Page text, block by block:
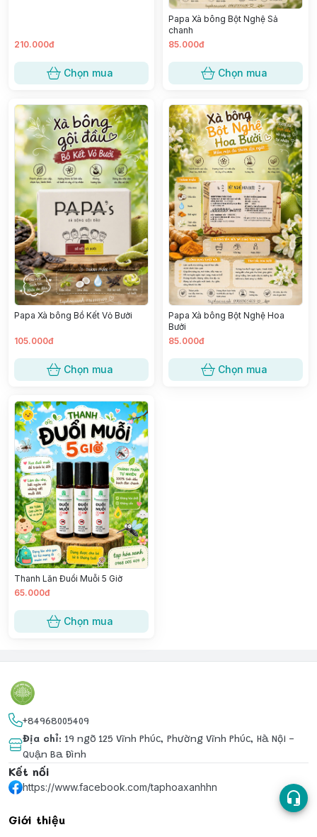
210.000đ
Chọn mua
Papa Xà bông Bột Nghệ Sả
chanh
85.000đ
Chọn mua
Papa Xà bông Bồ Kết Vỏ Bưởi
105.000đ
Chọn mua
Papa Xà bông Bột Nghệ Hoa
Bưởi
85.000đ
Chọn mua
Thanh Lăn Đuổi Muỗi 5 Giờ
65.000đ
Chọn mua
+84968005409
Địa chỉ: 19 ngõ 125 Vĩnh Phúc, Phường Vĩnh Phúc, Hà Nội -
Quận Ba Đình
Kết nối
https://www.facebook.com/taphoaxanhhn
Giới thiệu